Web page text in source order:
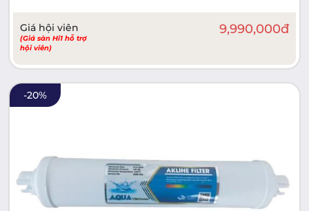
Giá hội viên
(Giá sàn Hi1 hỗ trợ
hội viên)
9,990,000đ
-20%